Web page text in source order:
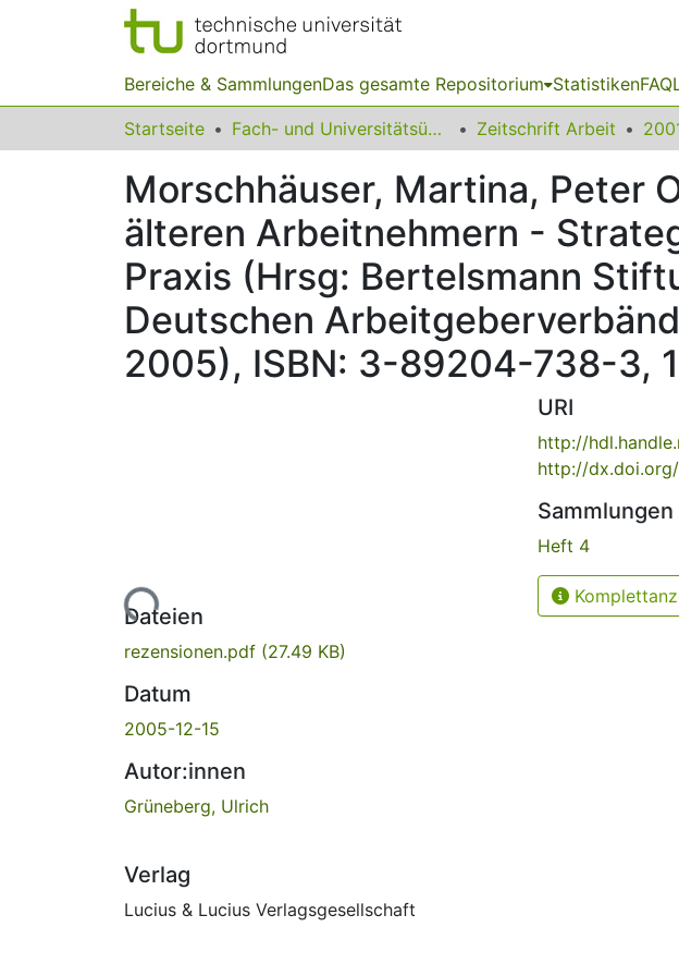
Bereiche & SammlungenDas gesamte Repositorium StatistikenFAQ
Startseite Fach- und Universitätsübergreifendes Zeitschrift Arbeit
Morschhäuser, Martina, Peter
älteren Arbeitnehmern -
Praxis (Hrsg: Bertelsmann
Deutschen
2005), ISBN: 3-89204-738-3,
Lade...
Dateien
rezensionen.pdf (27.49 KB)
Datum
2005-12-15
Autor:innen
Grüneberg, Ulrich
Verlag
Lucius & Lucius Verlagsgesellschaft
URI
http://
http://dx.doi.org/
Sammlungen
Heft 4